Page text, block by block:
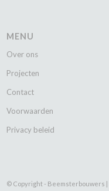
MENU
Over ons
Projecten
Contact
Voorwaarden
Privacy beleid
© Copyright - Beemsterbouwers |